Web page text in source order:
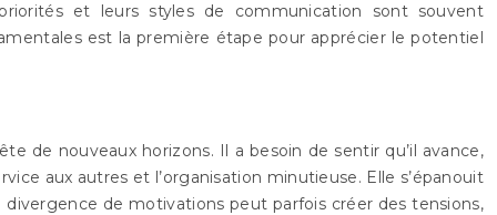
et leurs styles de communication sont souvent
est la première étape pour apprécier le potentiel
de nouveaux horizons. Il a besoin de sentir qu’il avance,
aux autres et l’organisation minutieuse. Elle s’épanouit
de motivations peut parfois créer des tensions,